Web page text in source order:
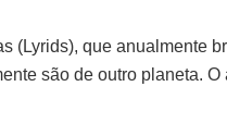
(Lyrids), que anualmente
são de outro planeta.